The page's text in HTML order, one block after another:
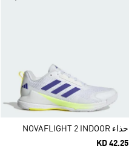
حذاء NOVAFLIGHT 2 INDOOR
KD 42.25